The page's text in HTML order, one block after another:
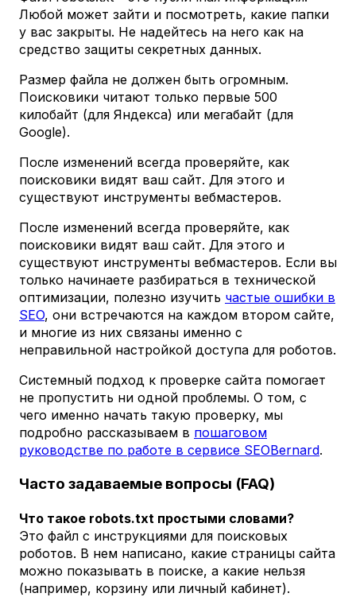
Любой может зайти и посмотреть, какие папки
у вас закрыты. Не надейтесь на него как на
средство защиты секретных данных.
Размер файла не должен быть огромным.
Поисковики читают только первые 500
килобайт (для Яндекса) или мегабайт (для
Google).
После изменений всегда проверяйте, как
поисковики видят ваш сайт. Для этого и
существуют инструменты вебмастеров.
После изменений всегда проверяйте, как
поисковики видят ваш сайт. Для этого и
существуют инструменты вебмастеров. Если вы
только начинаете разбираться в технической
оптимизации, полезно изучить частые ошибки в
SEO, они встречаются на каждом втором сайте,
и многие из них связаны именно с
неправильной настройкой доступа для роботов.
Системный подход к проверке сайта помогает
не пропустить ни одной проблемы. О том, с
чего именно начать такую проверку, мы
подробно рассказываем в пошаговом
руководстве по работе в сервисе SEOBernard.
Часто задаваемые вопросы (FAQ)
Что такое robots.txt простыми словами?
Это файл с инструкциями для поисковых
роботов. В нем написано, какие страницы сайта
можно показывать в поиске, а какие нельзя
(например, корзину или личный кабинет).